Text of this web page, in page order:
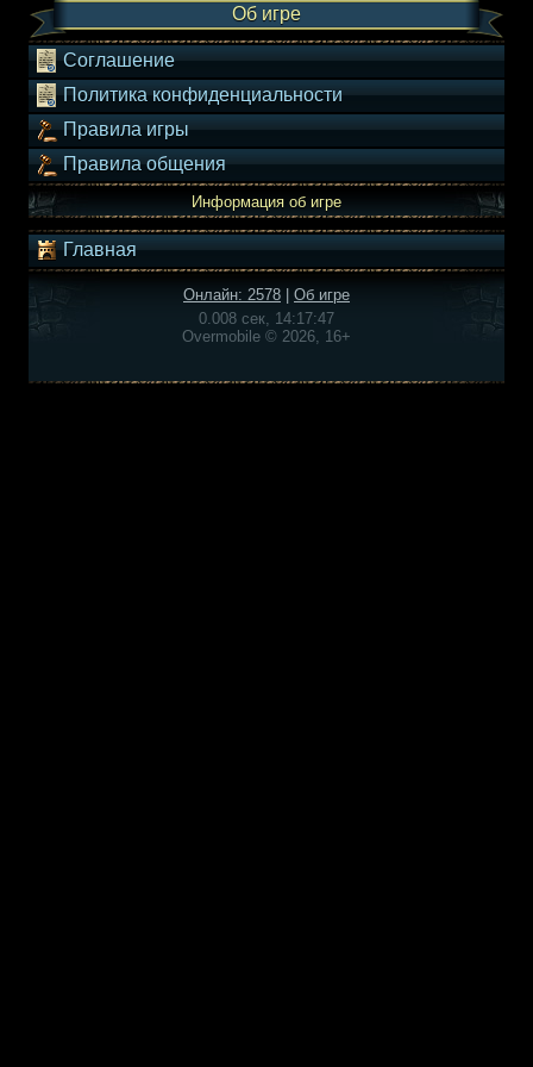
Об игре
Соглашение
Политика конфиденциальности
Правила игры
Правила общения
Информация об игре
Главная
Онлайн: 2578
Об игре
0.008 сек, 14:17:47
Overmobile © 2026, 16+